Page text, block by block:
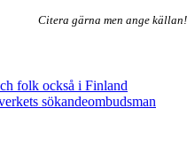
Citera gärna men ange källan!
folk också i Finland
sökandeombudsman